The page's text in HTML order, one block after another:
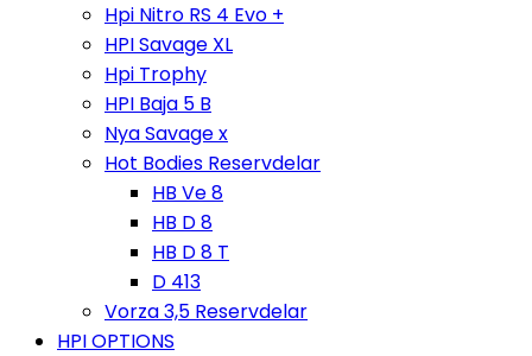
Hpi Nitro RS 4 Evo +
HPI Savage XL
Hpi Trophy
HPI Baja 5 B
Nya Savage x
Hot Bodies Reservdelar
HB Ve 8
HB D 8
HB D 8 T
D 413
Vorza 3,5 Reservdelar
HPI OPTIONS